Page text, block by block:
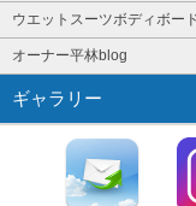
ウエットスーツボディボー
オーナー平林blog
ギャラリー